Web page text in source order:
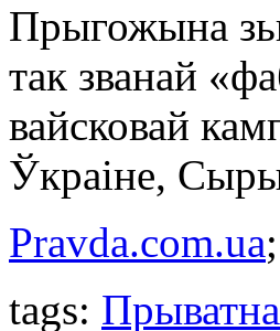
Прыгожына
так званай
вайсковай
Ўкраіне,
Pravda.com.ua;
tags: